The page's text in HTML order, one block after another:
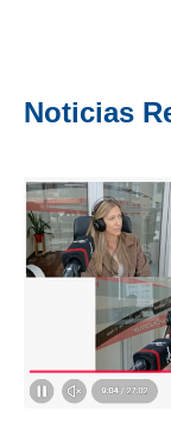
Noticias